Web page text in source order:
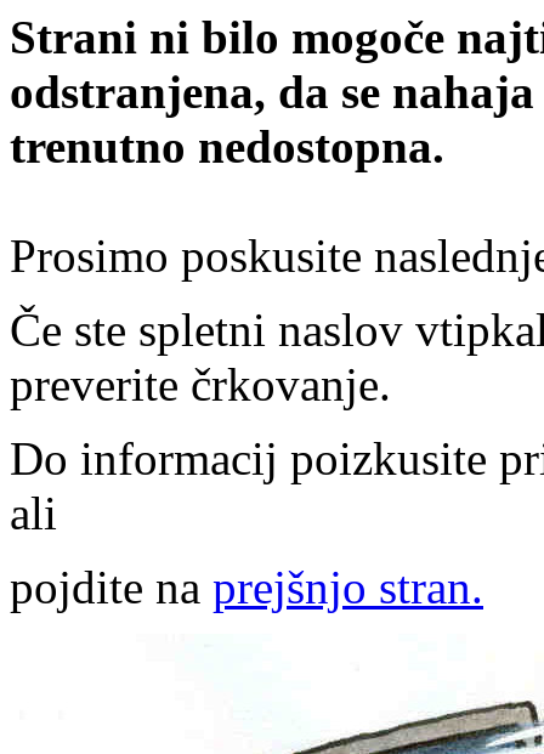
Strani ni bilo mogoče
odstranjena, da se
trenutno nedostopna.
Prosimo poskusite
Če ste spletni naslov
preverite črkovanje.
Do informacij poizkusite
ali
pojdite na prejšnjo stran.